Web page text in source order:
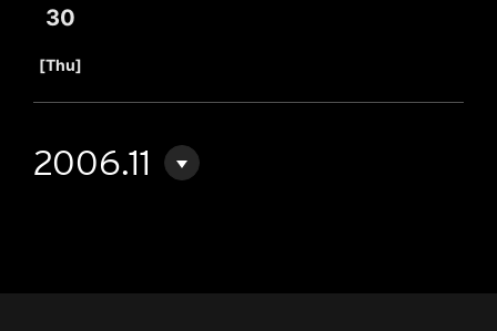
30
[Thu]
2006.11